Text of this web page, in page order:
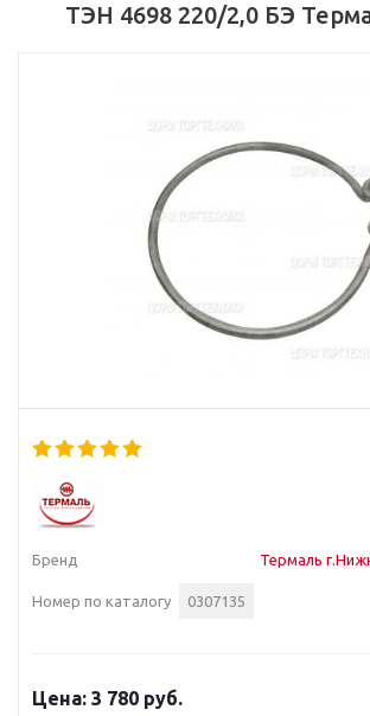
ТЭН 4698 220/2,0 БЭ
Бренд Термаль
Номер по каталогу 0307135
3 780 руб.